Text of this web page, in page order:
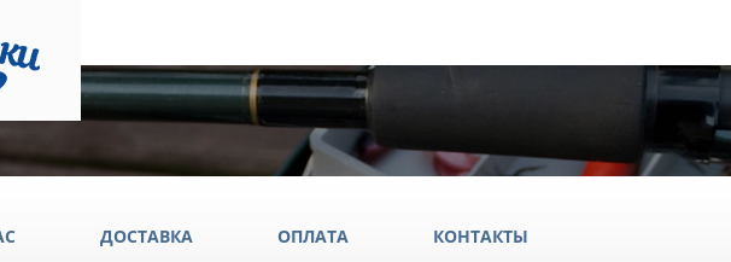
ДОСТАВКА ОПЛАТА КОНТАКТЫ